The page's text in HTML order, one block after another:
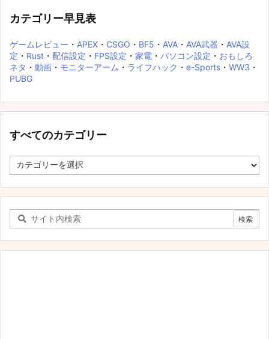
カテゴリー早見表
ゲームレビュー ・ APEX ・ CSGO ・ BF5 ・ AVA ・ AVA武器 ・ AVA設
定 ・ Rust ・ 配信設定 ・ FPS設定 ・ 家電 ・ パソコン設定 ・ おもしろ
ネタ ・ 動画 ・ モニターアーム ・ ライフハック ・ e-Sports ・ WW3 ・
PUBG
すべてのカテゴリー
べ
の
ゴ
リ
ー